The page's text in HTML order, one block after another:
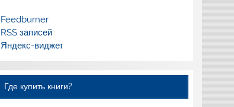
Feedburner
RSS записей
Яндекс-виджет
Где купить книги?